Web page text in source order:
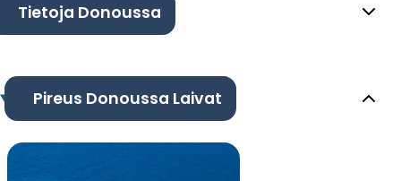
Tietoja Donoussa
Pireus Donoussa Laivat